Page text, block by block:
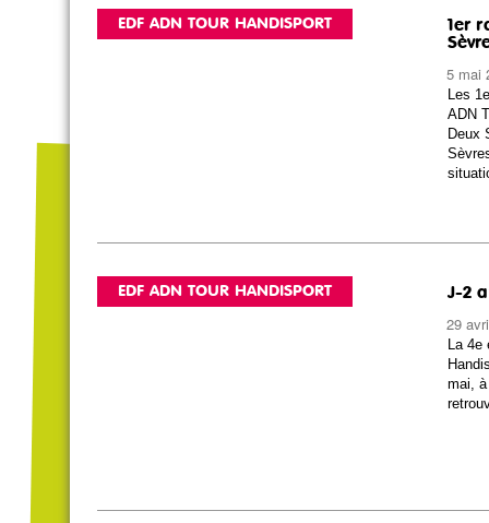
EDF ADN TOUR HANDISPORT
1er
5 mai
Les
ADN
Deux
EDF ADN TOUR HANDISPORT J-2
29
La 4e
mai,